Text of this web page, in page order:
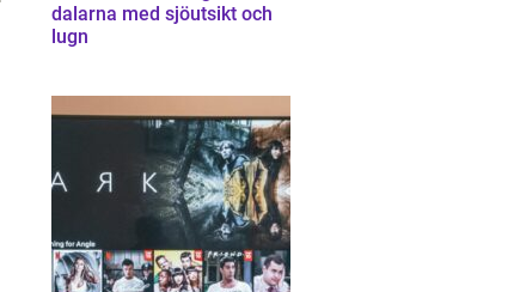
dalarna med sjöutsikt och
lugn